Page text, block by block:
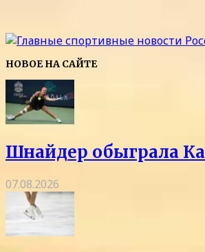
НОВОЕ НА САЙТЕ
Шнайдер обыграла
07.08.2026